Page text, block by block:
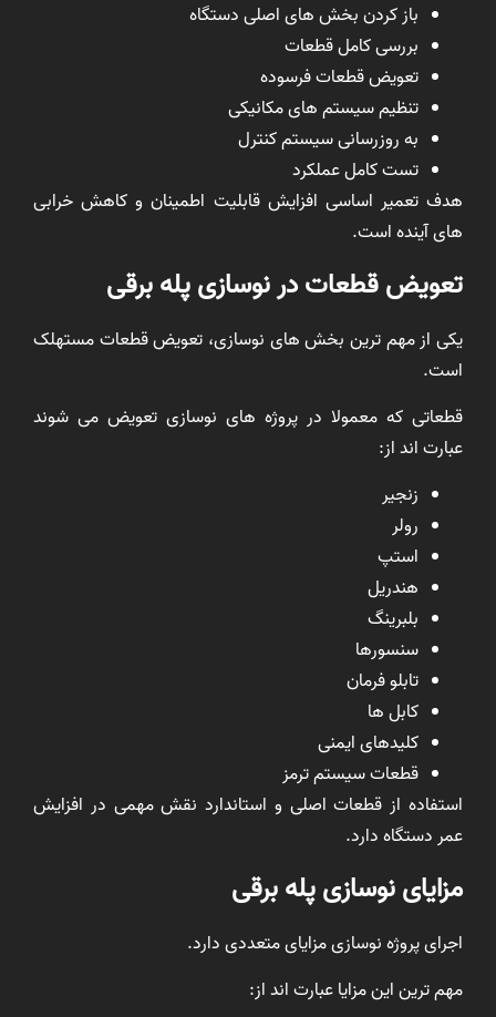
باز کردن بخش های اصلی دستگاه
بررسی کامل قطعات
تعویض قطعات فرسوده
تنظیم سیستم های مکانیکی
به روزرسانی سیستم کنترل
تست کامل عملکرد
هدف تعمیر اساسی افزایش قابلیت اطمینان و کاهش خرابی
های آینده است.
تعویض قطعات در نوسازی پله برقی
یکی از مهم ترین بخش های نوسازی، تعویض قطعات مستهلک
است.
قطعاتی که معمولا در پروژه های نوسازی تعویض می شوند
عبارت اند از:
زنجیر
رولر
استپ
هندریل
بلبرینگ
سنسورها
تابلو فرمان
کابل ها
کلیدهای ایمنی
قطعات سیستم ترمز
استفاده از قطعات اصلی و استاندارد نقش مهمی در افزایش
عمر دستگاه دارد.
مزایای نوسازی پله برقی
اجرای پروژه نوسازی مزایای متعددی دارد.
مهم ترین این مزایا عبارت اند از: